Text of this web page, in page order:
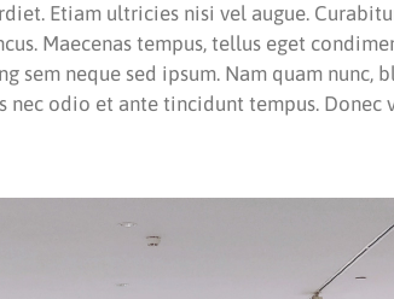
Etiam ultricies nisi vel augue.
Maecenas tempus, tellus eget
sem neque sed ipsum. Nam quam nunc,
nec odio et ante tincidunt tempus. Donec